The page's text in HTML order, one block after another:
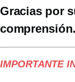
Gracias por
comprensión.
IMPORTANTE